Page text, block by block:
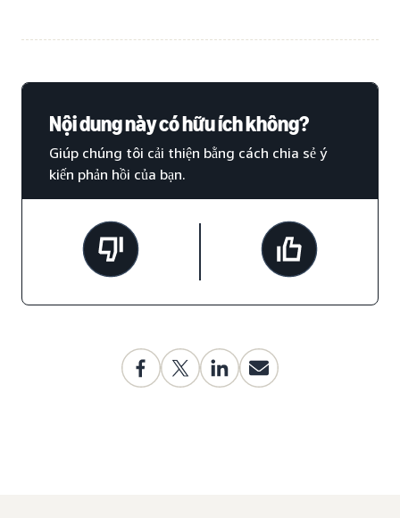
Nội dung này có hữu ích không?
Giúp chúng tôi cải thiện bằng cách chia sẻ ý
kiến phản hồi của bạn.